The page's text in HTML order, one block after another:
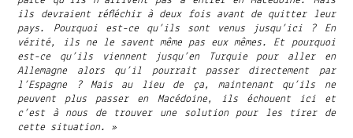
ils devraient réfléchir à deux fois avant de quitter leur
pays. Pourquoi est-ce qu’ils sont venus jusqu’ici ? En
vérité, ils ne le savent même pas eux mêmes. Et pourquoi
est-ce qu’ils viennent jusqu’en Turquie pour aller en
Allemagne alors qu’il pourrait passer directement par
l’Espagne ? Mais au lieu de ça, maintenant qu’ils ne
peuvent plus passer en Macédoine, ils échouent ici et
c’est à nous de trouver une solution pour les tirer de
cette situation. »